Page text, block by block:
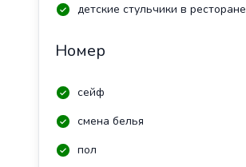
детские стульчики в ресторане
Номер
сейф
смена белья
пол